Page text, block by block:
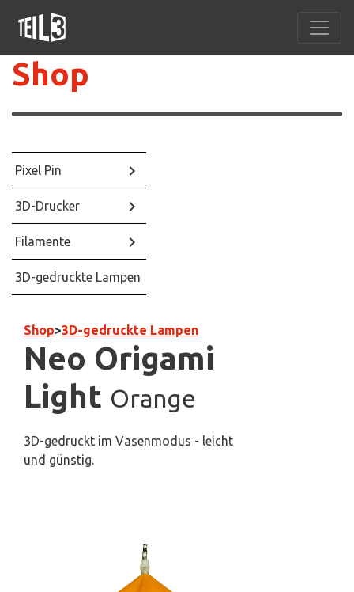
Shop
Pixel Pin keyboard_arrow_right
3D-Drucker keyboard_arrow_right
Filamente keyboard_arrow_right
3D-gedruckte Lampen
Shop>3D-gedruckte Lampen
Neo Origami
Light Orange
3D-gedruckt im Vasenmodus - leicht
und günstig.